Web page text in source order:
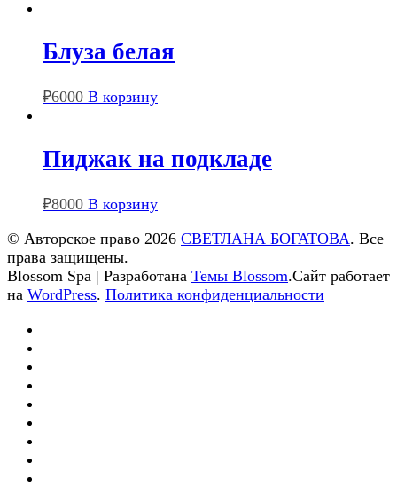
Блуза белая
₽6000 В корзину
Пиджак на подкладе
₽8000 В корзину
© Авторское право 2026 СВЕТЛАНА БОГАТОВА. Все
права защищены.
Blossom Spa | Разработана Темы Blossom.Сайт работает
на WordPress. Политика конфиденциальности